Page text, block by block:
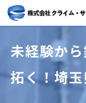
未経験か
拓く！埼